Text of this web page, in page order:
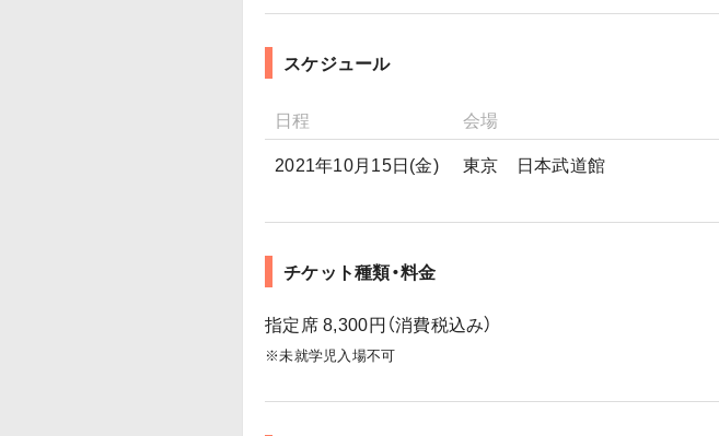
スケジュール
日程 会場
2021年10月15日(金)
東京 日本武道館
チケット種類・料金
指定席 8,300円（消費税込み）
※未就学児入場不可